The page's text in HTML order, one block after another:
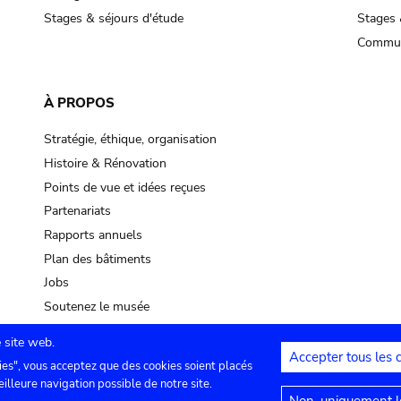
Stages & séjours d'étude
Stages
À PROPOS
Stratégie, éthique, organisation
Histoire & Rénovation
Points de vue et idées reçues
Partenariats
Rapports annuels
Plan des bâtiments
Jobs
Soutenez le musée
Contact Paramètres de confidentialité
site web.
vous acceptez que des cookies soient placés
navigation possible de notre site.
Accepter tous les